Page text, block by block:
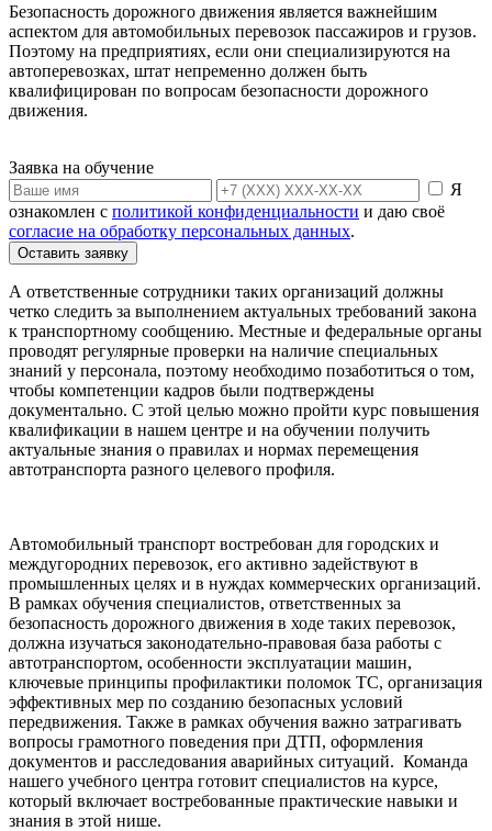
Безопасность дорожного движения является важнейшим
аспектом для автомобильных перевозок пассажиров и грузов.
Поэтому на предприятиях, если они специализируются на
автоперевозках, штат непременно должен быть
квалифицирован по вопросам безопасности дорожного
движения.
Заявка на обучение
Я
ознакомлен с политикой конфиденциальности и даю своё
согласие на обработку персональных данных.
Оставить заявку
А ответственные сотрудники таких организаций должны
четко следить за выполнением актуальных требований закона
к транспортному сообщению. Местные и федеральные органы
проводят регулярные проверки на наличие специальных
знаний у персонала, поэтому необходимо позаботиться о том,
чтобы компетенции кадров были подтверждены
документально. С этой целью можно пройти курс повышения
квалификации в нашем центре и на обучении получить
актуальные знания о правилах и нормах перемещения
автотранспорта разного целевого профиля.
Автомобильный транспорт востребован для городских и
междугородних перевозок, его активно задействуют в
промышленных целях и в нуждах коммерческих организаций.
В рамках обучения специалистов, ответственных за
безопасность дорожного движения в ходе таких перевозок,
должна изучаться законодательно-правовая база работы с
автотранспортом, особенности эксплуатации машин,
ключевые принципы профилактики поломок ТС, организация
эффективных мер по созданию безопасных условий
передвижения. Также в рамках обучения важно затрагивать
вопросы грамотного поведения при ДТП, оформления
документов и расследования аварийных ситуаций. Команда
нашего учебного центра готовит специалистов на курсе,
который включает востребованные практические навыки и
знания в этой нише.